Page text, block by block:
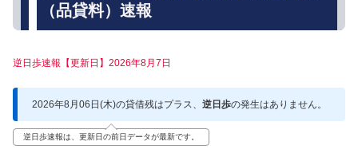
（品貸料）速報
逆日歩速報【更新日】2026年8月7日
2026年8月06日(木)の貸借残はプラス、 逆日歩の発生はありません。
逆日歩速報は、更新日の前日データが最新です。